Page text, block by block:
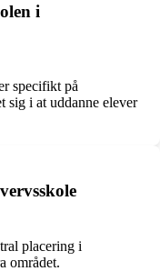
i
specifikt på
sig i at uddanne elever
placering i
området.